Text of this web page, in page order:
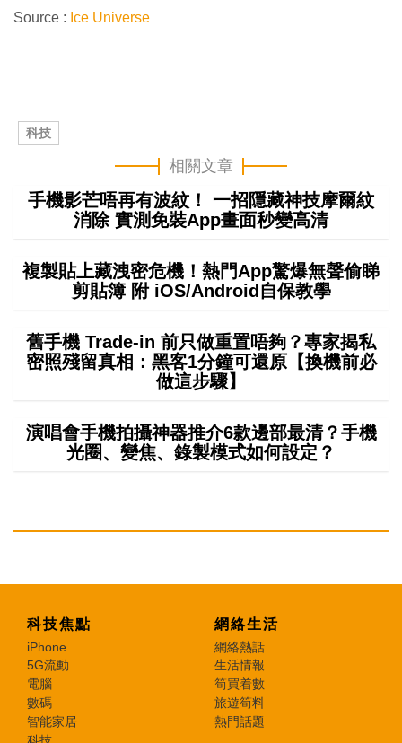
Source : Ice Universe
科技
相關文章
手機影芒唔再有波紋！ 一招隱藏神技摩爾紋
消除 實測免裝App畫面秒變高清
複製貼上藏洩密危機！熱門App驚爆無聲偷睇
剪貼簿 附 iOS/Android自保教學
舊手機 Trade-in 前只做重置唔夠？專家揭私
密照殘留真相：黑客1分鐘可還原【換機前必
做這步驟】
演唱會手機拍攝神器推介6款邊部最清？手機
光圈、變焦、錄製模式如何設定？
科技焦點
iPhone
5G流動
電腦
數碼
智能家居
科技
網絡生活
網絡熱話
生活情報
筍買着數
旅遊筍料
熱門話題